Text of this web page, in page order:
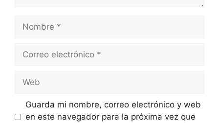
electrónico
Guarda mi nombre, correo electrónico y web
en este navegador para la próxima vez que